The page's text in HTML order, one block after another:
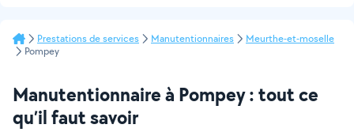
Prestations de services Manutentionnaires
Meurthe-et-moselle
Pompey
Manutentionnaire à Pompey : tout ce
qu’il faut savoir